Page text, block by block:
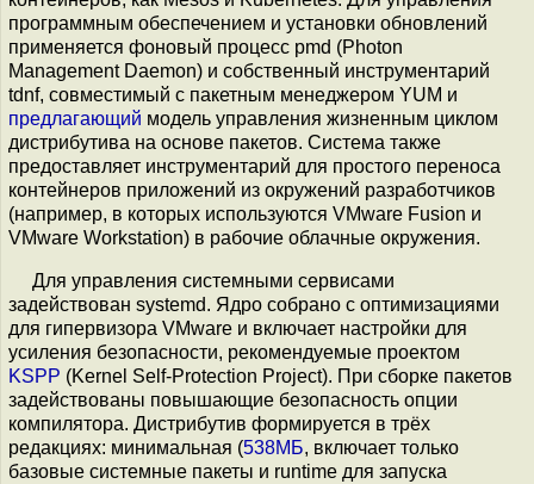
программным обеспечением и установки обновлений
применяется фоновый процесс pmd (Photon
Management Daemon) и собственный инструментарий
tdnf, совместимый с пакетным менеджером YUM и
предлагающий модель управления жизненным циклом
дистрибутива на основе пакетов. Система также
предоставляет инструментарий для простого переноса
контейнеров приложений из окружений разработчиков
(например, в которых используются VMware Fusion и
VMware Workstation) в рабочие облачные окружения.
Для управления системными сервисами
задействован systemd. Ядро собрано с оптимизациями
для гипервизора VMware и включает настройки для
усиления безопасности, рекомендуемые проектом
KSPP (Kernel Self-Protection Project). При сборке пакетов
задействованы повышающие безопасность опции
компилятора. Дистрибутив формируется в трёх
редакциях: минимальная (538МБ, включает только
базовые системные пакеты и runtime для запуска